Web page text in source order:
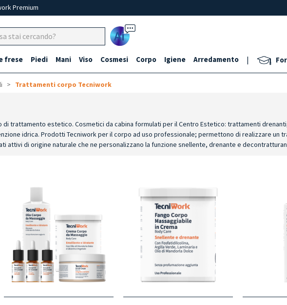
Premium
Ai
frese Piedi Mani Viso Cosmesi Corpo Igiene Arredamento |
Trattamenti corpo Tecniwork
trattamento estetico. Cosmetici da cabina formulati per il Centro Estetico: trattamenti
idrica. Prodotti Tecniwork per il corpo ad uso professionale; permettono di realizzare un
attivi di origine naturale che ne personalizzano la funzione snellente, drenante e